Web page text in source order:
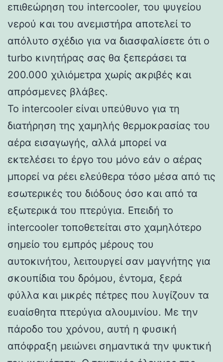
επιθεώρηση του intercooler, του ψυγείου
νερού και του ανεμιστήρα αποτελεί το
απόλυτο σχέδιο για να διασφαλίσετε ότι ο
turbo κινητήρας σας θα ξεπεράσει τα
200.000 χιλιόμετρα χωρίς ακριβές και
απρόσμενες βλάβες.
Το intercooler είναι υπεύθυνο για τη
διατήρηση της χαμηλής θερμοκρασίας του
αέρα εισαγωγής, αλλά μπορεί να
εκτελέσει το έργο του μόνο εάν ο αέρας
μπορεί να ρέει ελεύθερα τόσο μέσα από τις
εσωτερικές του διόδους όσο και από τα
εξωτερικά του πτερύγια. Επειδή το
intercooler τοποθετείται στο χαμηλότερο
σημείο του εμπρός μέρους του
αυτοκινήτου, λειτουργεί σαν μαγνήτης για
σκουπίδια του δρόμου, έντομα, ξερά
φύλλα και μικρές πέτρες που λυγίζουν τα
ευαίσθητα πτερύγια αλουμινίου. Με την
πάροδο του χρόνου, αυτή η φυσική
απόφραξη μειώνει σημαντικά την ψυκτική